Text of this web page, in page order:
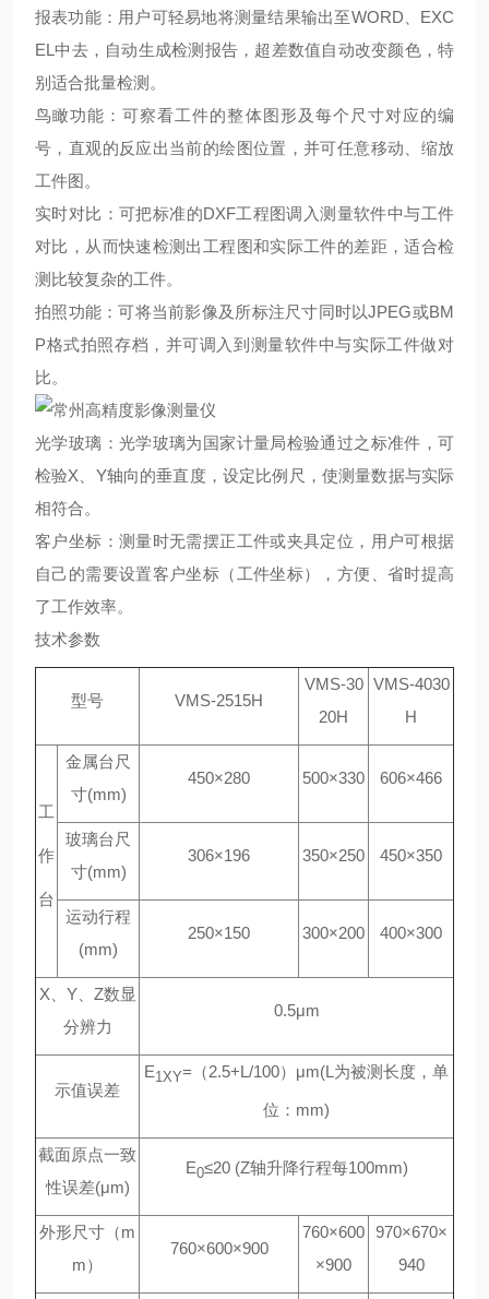
报表功能：用户可轻易地将测量结果输出至WORD、EXC
EL中去，自动生成检测报告，超差数值自动改变颜色，特
别适合批量检测。
鸟瞰功能：可察看工件的整体图形及每个尺寸对应的编
号，直观的反应出当前的绘图位置，并可任意移动、缩放
工件图。
实时对比：可把标准的DXF工程图调入测量软件中与工件
对比，从而快速检测出工程图和实际工件的差距，适合检
测比较复杂的工件。
拍照功能：可将当前影像及所标注尺寸同时以JPEG或BM
P格式拍照存档，并可调入到测量软件中与实际工件做对
比。
光学玻璃：光学玻璃为国家计量局检验通过之标准件，可
检验X、Y轴向的垂直度，设定比例尺，使测量数据与实际
相符合。
客户坐标：测量时无需摆正工件或夹具定位，用户可根据
自己的需要设置客户坐标（工件坐标），方便、省时提高
了工作效率。
技术参数
型号 VMS-2515H
VMS-30
20H
VMS-4030
H
工
作
台
金属台尺
寸(mm)
450×280 500×330 606×466
玻璃台尺
寸(mm)
306×196 350×250 450×350
运动行程
(mm)
250×150 300×200 400×300
X、Y、Z数显
分辨力
0.5μm
示值误差
E1XY=（2.5+L/100）μm(L为被测长度，单
位：mm)
截面原点一致
性误差(μm)
E0≤20 (Z轴升降行程每100mm)
外形尺寸（m
m）
760×600×900
760×600
×900
970×670×
940